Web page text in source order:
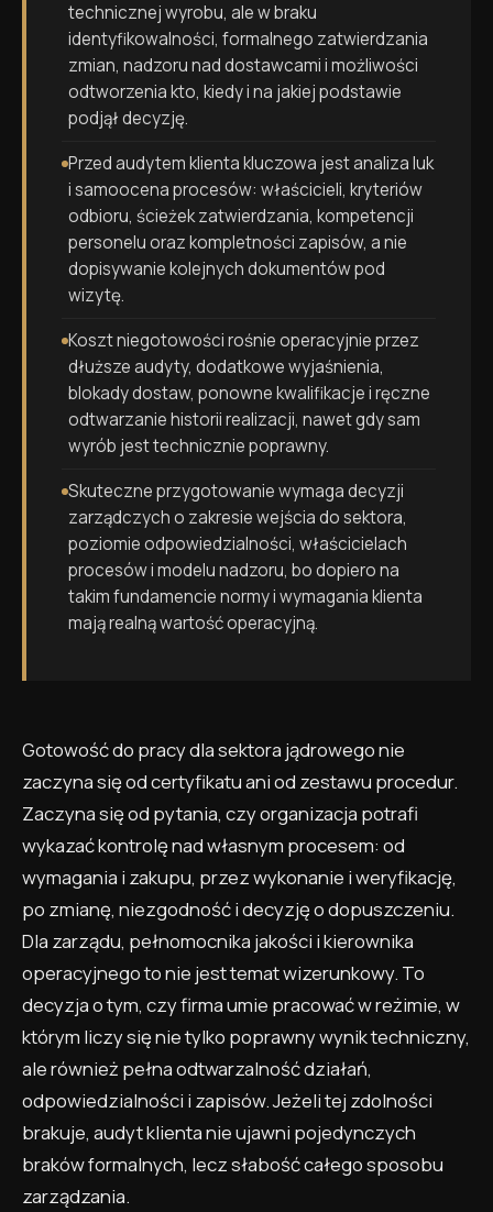
technicznej wyrobu, ale w braku
identyfikowalności, formalnego zatwierdzania
zmian, nadzoru nad dostawcami i możliwości
odtworzenia kto, kiedy i na jakiej podstawie
podjął decyzję.
Przed audytem klienta kluczowa jest analiza luk
i samoocena procesów: właścicieli, kryteriów
odbioru, ścieżek zatwierdzania, kompetencji
personelu oraz kompletności zapisów, a nie
dopisywanie kolejnych dokumentów pod
wizytę.
Koszt niegotowości rośnie operacyjnie przez
dłuższe audyty, dodatkowe wyjaśnienia,
blokady dostaw, ponowne kwalifikacje i ręczne
odtwarzanie historii realizacji, nawet gdy sam
wyrób jest technicznie poprawny.
Skuteczne przygotowanie wymaga decyzji
zarządczych o zakresie wejścia do sektora,
poziomie odpowiedzialności, właścicielach
procesów i modelu nadzoru, bo dopiero na
takim fundamencie normy i wymagania klienta
mają realną wartość operacyjną.
Gotowość do pracy dla sektora jądrowego nie
zaczyna się od certyfikatu ani od zestawu procedur.
Zaczyna się od pytania, czy organizacja potrafi
wykazać kontrolę nad własnym procesem: od
wymagania i zakupu, przez wykonanie i weryfikację,
po zmianę, niezgodność i decyzję o dopuszczeniu.
Dla zarządu, pełnomocnika jakości i kierownika
operacyjnego to nie jest temat wizerunkowy. To
decyzja o tym, czy firma umie pracować w reżimie, w
którym liczy się nie tylko poprawny wynik techniczny,
ale również pełna odtwarzalność działań,
odpowiedzialności i zapisów. Jeżeli tej zdolności
brakuje, audyt klienta nie ujawni pojedynczych
braków formalnych, lecz słabość całego sposobu
zarządzania.